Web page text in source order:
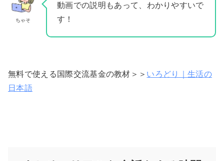
ちゃそ
動画での説明もあって、わかりやすいで
す！
無料で使える国際交流基金の教材＞＞ いろどり｜生活の
日本語